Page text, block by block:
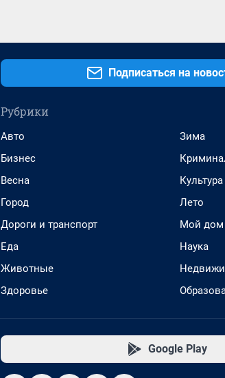
Подписаться на
Рубрики
Авто
Бизнес
Весна
Город
Дороги и транспорт
Еда
Животные
Здоровье
Зима
Культура
Лето
Мой дом
Наука
Google Play